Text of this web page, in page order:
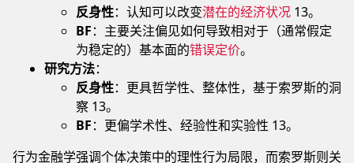
反身性：认知可以改变潜在的经济状况 13。
BF：主要关注偏见如何导致相对于（通常假定
为稳定的）基本面的错误定价。
研究方法：
反身性：更具哲学性、整体性，基于索罗斯的洞
察 13。
BF：更偏学术性、经验性和实验性 13。
行为金融学强调个体决策中的理性行为局限，而索罗斯则关